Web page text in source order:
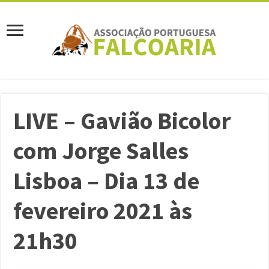
LIVE – Gavião Bicolor
com Jorge Salles
Lisboa – Dia 13 de
fevereiro 2021 às
21h30